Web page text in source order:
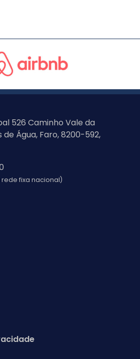
526 Caminho Vale da
de Água, Faro, 8200-592,
fixa nacional)